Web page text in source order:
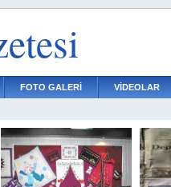
FOTO GALERİ VİDEOLAR